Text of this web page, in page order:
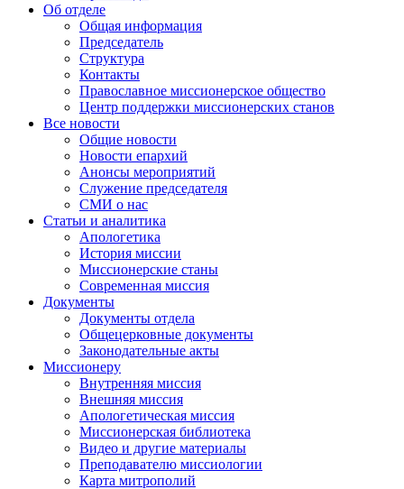
Об отделе
Общая информация
Председатель
Структура
Контакты
Православное миссионерское общество
Центр поддержки миссионерских станов
Все новости
Общие новости
Новости епархий
Анонсы мероприятий
Служение председателя
СМИ о нас
Статьи и аналитика
Апологетика
История миссии
Миссионерские станы
Современная миссия
Документы
Документы отдела
Общецерковные документы
Законодательные акты
Миссионеру
Внутренняя миссия
Внешняя миссия
Апологетическая миссия
Миссионерская библиотека
Видео и другие материалы
Преподавателю миссиологии
Карта митрополий